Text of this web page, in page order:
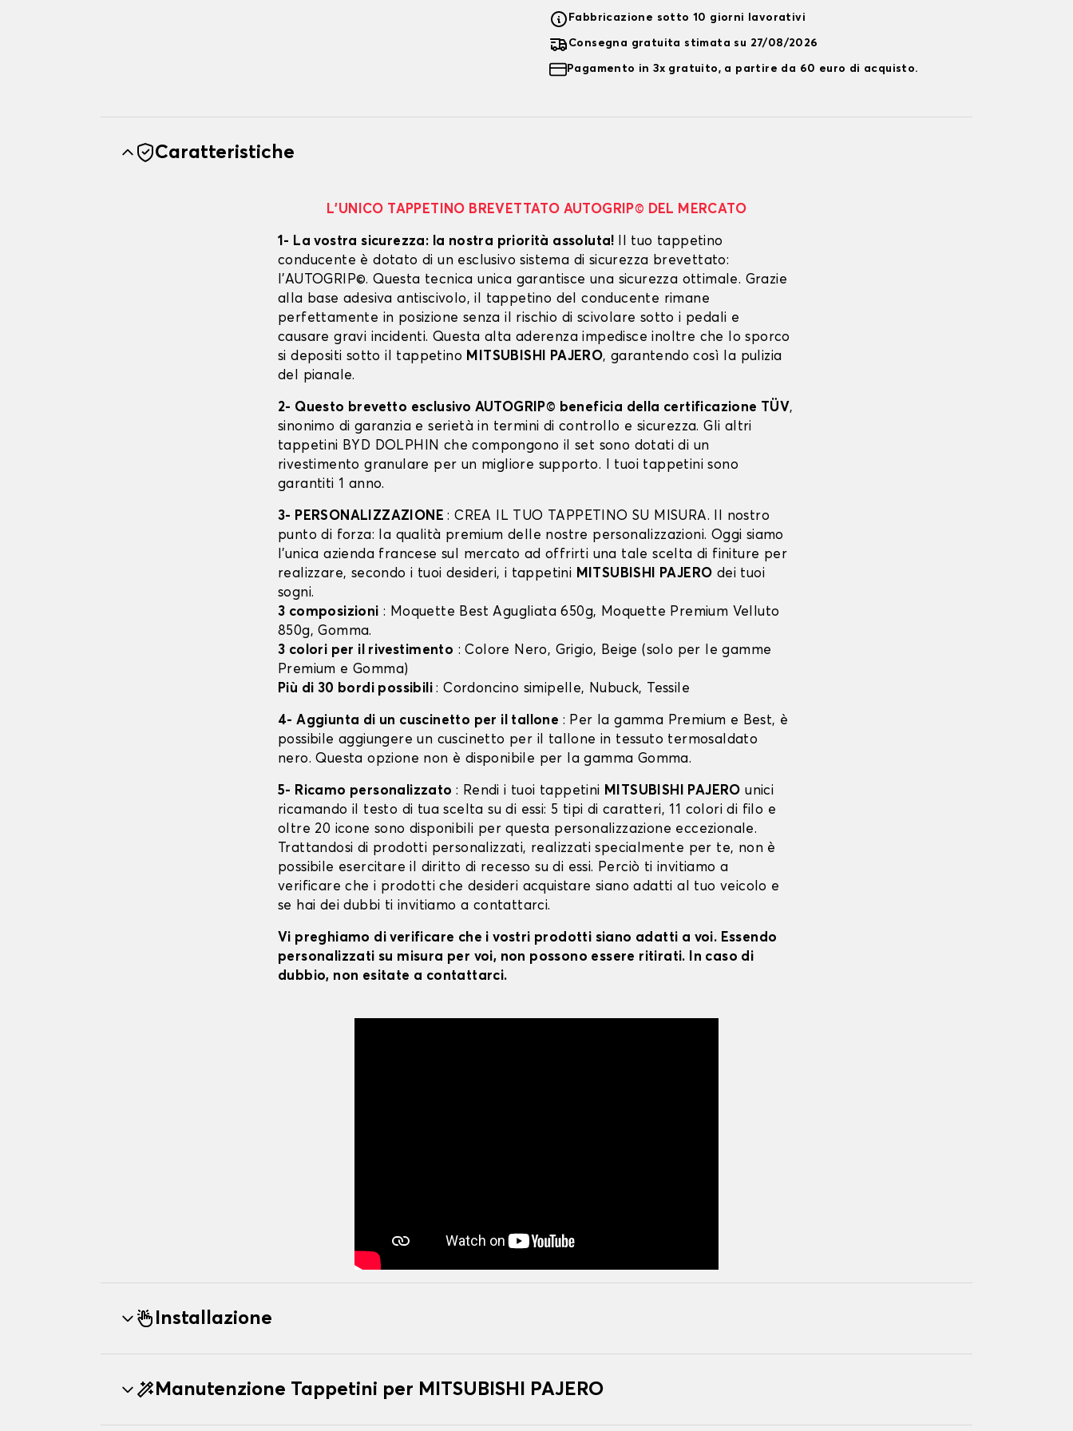
Fabbricazione sotto 10 giorni lavorativi
Consegna gratuita stimata su 27/08/2026
Pagamento in 3x gratuito, a partire da 60 euro di acquisto.
Caratteristiche
L’UNICO TAPPETINO BREVETTATO AUTOGRIP© DEL MERCATO
1- La vostra sicurezza: la nostra priorità assoluta! Il tuo tappetino
conducente è dotato di un esclusivo sistema di sicurezza brevettato:
l’AUTOGRIP©. Questa tecnica unica garantisce una sicurezza ottimale. Grazie
alla base adesiva antiscivolo, il tappetino del conducente rimane
perfettamente in posizione senza il rischio di scivolare sotto i pedali e
causare gravi incidenti. Questa alta aderenza impedisce inoltre che lo sporco
si depositi sotto il tappetino MITSUBISHI PAJERO, garantendo così la pulizia
del pianale.
2- Questo brevetto esclusivo AUTOGRIP© beneficia della certificazione TÜV,
sinonimo di garanzia e serietà in termini di controllo e sicurezza. Gli altri
tappetini BYD DOLPHIN che compongono il set sono dotati di un
rivestimento granulare per un migliore supporto. I tuoi tappetini sono
garantiti 1 anno.
3- PERSONALIZZAZIONE: CREA IL TUO TAPPETINO SU MISURA. Il nostro
punto di forza: la qualità premium delle nostre personalizzazioni. Oggi siamo
l’unica azienda francese sul mercato ad offrirti una tale scelta di finiture per
realizzare, secondo i tuoi desideri, i tappetini MITSUBISHI PAJERO dei tuoi
sogni.
3 composizioni : Moquette Best Agugliata 650g, Moquette Premium Velluto
850g, Gomma.
3 colori per il rivestimento : Colore Nero, Grigio, Beige (solo per le gamme
Premium e Gomma)
Più di 30 bordi possibili: Cordoncino simipelle, Nubuck, Tessile
4- Aggiunta di un cuscinetto per il tallone : Per la gamma Premium e Best, è
possibile aggiungere un cuscinetto per il tallone in tessuto termosaldato
nero. Questa opzione non è disponibile per la gamma Gomma.
5- Ricamo personalizzato : Rendi i tuoi tappetini MITSUBISHI PAJERO unici
ricamando il testo di tua scelta su di essi: 5 tipi di caratteri, 11 colori di filo e
oltre 20 icone sono disponibili per questa personalizzazione eccezionale.
Trattandosi di prodotti personalizzati, realizzati specialmente per te, non è
possibile esercitare il diritto di recesso su di essi. Perciò ti invitiamo a
verificare che i prodotti che desideri acquistare siano adatti al tuo veicolo e
se hai dei dubbi ti invitiamo a contattarci.
Vi preghiamo di verificare che i vostri prodotti siano adatti a voi. Essendo
personalizzati su misura per voi, non possono essere ritirati. In caso di
dubbio, non esitate a contattarci.
Installazione
Manutenzione Tappetini per MITSUBISHI PAJERO